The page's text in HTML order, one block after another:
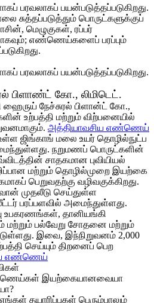
பரவலாகப் பயன்படுத்தப்படுகிறது.
சுத்தப்படுத்தும் பொருட்களுக்குப்
மெழுகுகள், ரப்பர்
எண்ணெய்களைப் பரப்பும்
பரவலாகப் பயன்படுத்தப்படுகிறது.
பிளாண்ட் கோ., லிமிடெட்.
ஹைருய் நேச்சுரல் பிளான்ட் கோ.,
உற்பத்தி மற்றும் விற்பனையில்
அத்தியாவசிய எண்ணெய்
ஜிங்காங் மலை உயர் தொழில்நுட்ப
நறுமணப் பொருட்களின்
சாதகமான புவியியல்
மற்றும் தொழில்முறை இயற்கை
பெறுவதற்கு வழிவகுக்கிறது.
முதலீடு செய்துள்ள
பரப்பளவில் அமைந்துள்ளது.
உபகரணங்கள், தானியங்கி
மற்றும் பல்வேறு சோதனை மற்றும்
இவை, இந்நிறுவனம் 2,000
செய்யும் திறனைப் பெற
எண்ணெய்
இயற்கையானவையா
தயாரிப்புகள் பெரும்பாலும்